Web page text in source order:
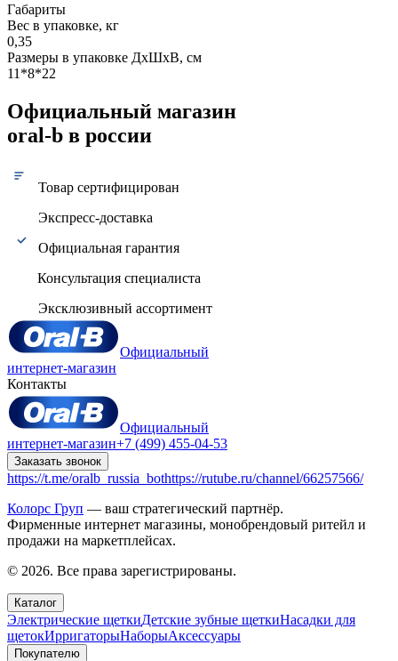
Габариты
Вес в упаковке, кг
0,35
Размеры в упаковке ДxШxВ, см
11*8*22
Официальный магазин
oral-b в россии
Товар сертифицирован
Экспресс-доставка
Официальная гарантия
Консультация специалиста
Эксклюзивный ассортимент
Официальный
интернет-магазин
Контакты
Официальный
интернет-магазин+7 (499) 455-04-53
Заказать звонок
https://t.me/oralb_russia_bothttps://rutube.ru/channel/66257566/
Колорс Груп — ваш стратегический партнёр.
Фирменные интернет магазины, монобрендовый ритейл и
продажи на маркетплейсах.
© 2026. Все права зарегистрированы.
Каталог
Электрические щеткиДетские зубные щеткиНасадки для
щетокИрригаторыНаборыАксессуары
Покупателю